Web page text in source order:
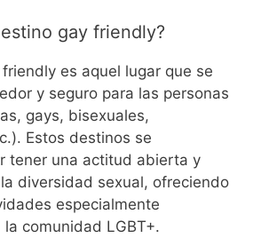
gay friendly?
es aquel lugar que se
y seguro para las personas
gays, bisexuales,
Estos destinos se
tener una actitud abierta y
diversidad sexual, ofreciendo
especialmente
comunidad LGBT+.